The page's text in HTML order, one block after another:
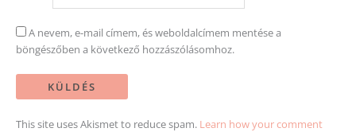
A nevem, e-mail címem, és weboldalcímem mentése a
böngészőben a következő hozzászólásomhoz.
This site uses Akismet to reduce spam. Learn how your comment